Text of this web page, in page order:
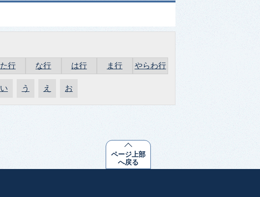
た行 な行 は行 ま行 やらわ行
い う え お
ページ上部
へ戻る